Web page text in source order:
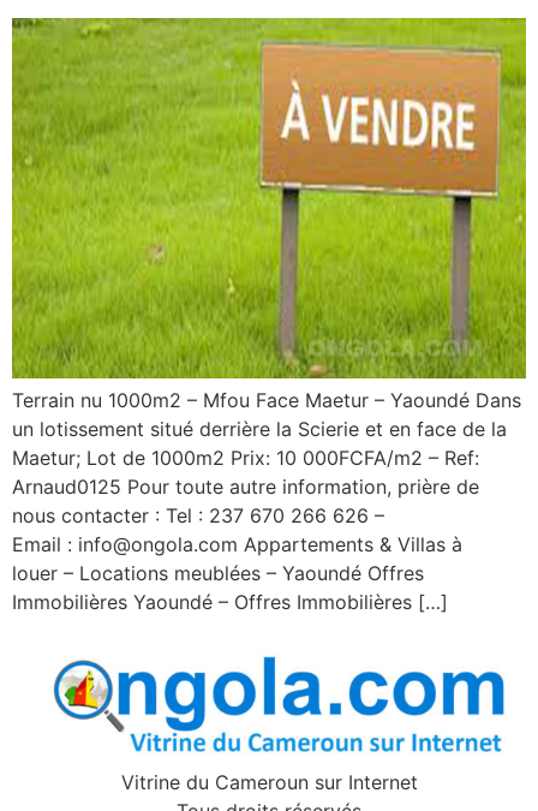
Terrain nu 1000m2 – Mfou Face Maetur – Yaoundé Dans
un lotissement situé derrière la Scierie et en face de la
Maetur; Lot de 1000m2 Prix: 10 000FCFA/m2 – Ref:
Arnaud0125 Pour toute autre information, prière de
nous contacter : Tel : 237 670 266 626 –
Email : info@ongola.com Appartements & Villas à
louer – Locations meublées – Yaoundé Offres
Immobilières Yaoundé – Offres Immobilières […]
Vitrine du Cameroun sur Internet